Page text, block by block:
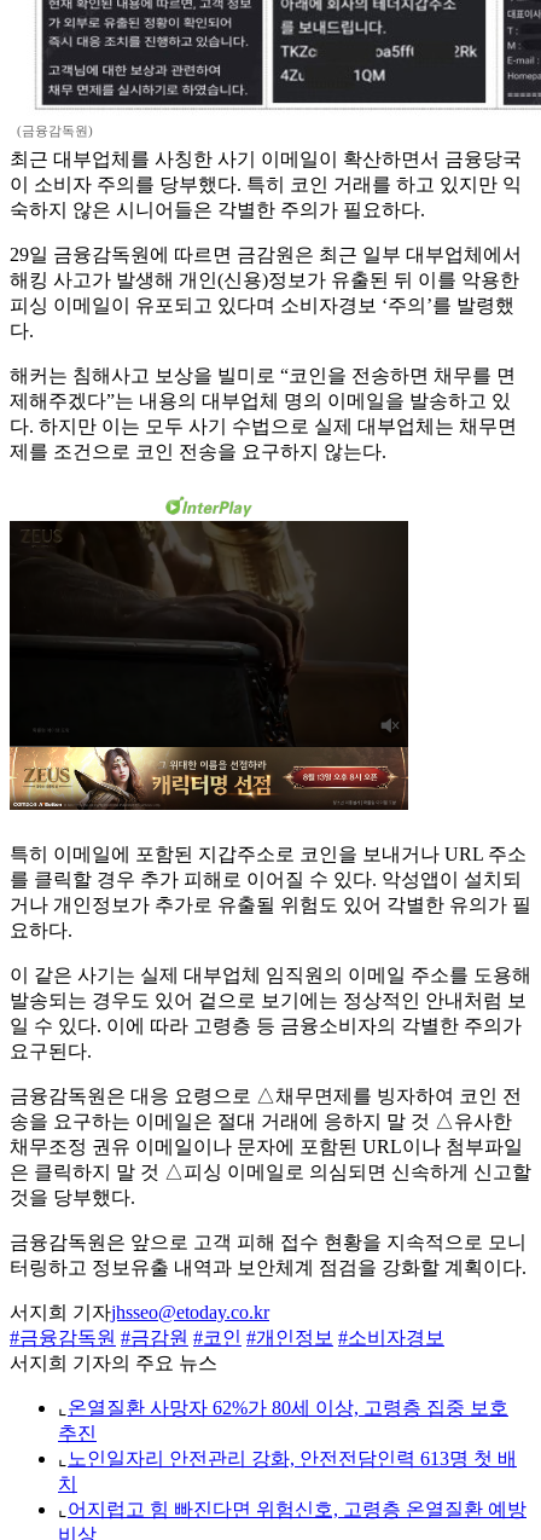
(금융감독원)
최근 대부업체를 사칭한 사기 이메일이 확산하면서 금융당국
이 소비자 주의를 당부했다. 특히 코인 거래를 하고 있지만 익
숙하지 않은 시니어들은 각별한 주의가 필요하다.
29일 금융감독원에 따르면 금감원은 최근 일부 대부업체에서
해킹 사고가 발생해 개인(신용)정보가 유출된 뒤 이를 악용한
피싱 이메일이 유포되고 있다며 소비자경보 ‘주의’를 발령했
다.
해커는 침해사고 보상을 빌미로 “코인을 전송하면 채무를 면
제해주겠다”는 내용의 대부업체 명의 이메일을 발송하고 있
다. 하지만 이는 모두 사기 수법으로 실제 대부업체는 채무면
제를 조건으로 코인 전송을 요구하지 않는다.
특히 이메일에 포함된 지갑주소로 코인을 보내거나 URL 주소
를 클릭할 경우 추가 피해로 이어질 수 있다. 악성앱이 설치되
거나 개인정보가 추가로 유출될 위험도 있어 각별한 유의가 필
요하다.
이 같은 사기는 실제 대부업체 임직원의 이메일 주소를 도용해
발송되는 경우도 있어 겉으로 보기에는 정상적인 안내처럼 보
일 수 있다. 이에 따라 고령층 등 금융소비자의 각별한 주의가
요구된다.
금융감독원은 대응 요령으로 △채무면제를 빙자하여 코인 전
송을 요구하는 이메일은 절대 거래에 응하지 말 것 △유사한
채무조정 권유 이메일이나 문자에 포함된 URL이나 첨부파일
은 클릭하지 말 것 △피싱 이메일로 의심되면 신속하게 신고할
것을 당부했다.
금융감독원은 앞으로 고객 피해 접수 현황을 지속적으로 모니
터링하고 정보유출 내역과 보안체계 점검을 강화할 계획이다.
서지희 기자jhsseo@etoday.co.kr
#금융감독원 #금감원 #코인 #개인정보 #소비자경보
서지희 기자의 주요 뉴스
⌞ 온열질환 사망자 62%가 80세 이상, 고령층 집중 보호
추진
⌞ 노인일자리 안전관리 강화, 안전전담인력 613명 첫 배
치
⌞ 어지럽고 힘 빠진다면 위험신호, 고령층 온열질환 예방
비상